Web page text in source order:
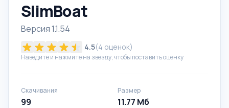
SlimBoat
Версия 1.1.54
4.5(4 оценок)
Наведите и нажмите на звезду, чтобы поставить оценку
Скачивания
99
Размер
11.77 Мб